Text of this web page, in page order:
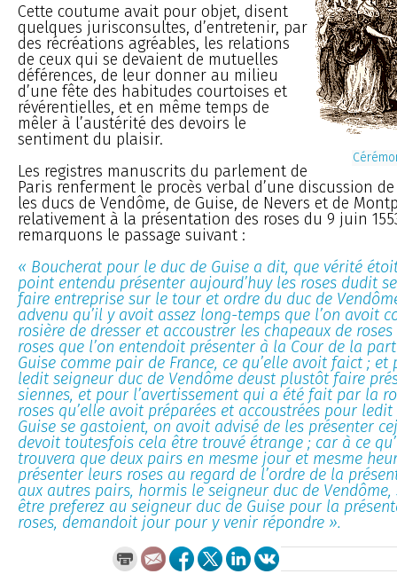
Cette coutume avait pour objet, disent
quelques jurisconsultes, d’entretenir, par
des récréations agréables, les relations
de ceux qui se devaient de mutuelles
déférences, de leur donner au milieu
d’une fête des habitudes courtoises et
révérentielles, et en même temps de
mêler à l’austérité des devoirs le
sentiment du plaisir.
Les registres manuscrits du parlement de
Paris renferment le procès verbal d’une discussion
les ducs de Vendôme, de Guise, de Nevers et de
relativement à la présentation des roses du 9 juin
remarquons le passage suivant :
« Boucherat pour le duc de Guise a dit, que vérité
point entendu présenter aujourd’huy les roses dudit
faire entreprise sur le tour et ordre du duc de
advenu qu’il y avoit assez long-temps que l’on avoit
rosière de dresser et accoustrer les chapeaux de
roses que l’on entendoit présenter à la Cour de la
Guise comme pair de France, ce qu’elle avoit faict ; et
ledit seigneur duc de Vendôme deust plustôt faire
siennes, et pour l’avertissement qui a été fait par la
roses qu’elle avoit préparées et accoustrées pour
Guise se gastoient, on avoit advisé de les présenter
devoit toutesfois cela être trouvé étrange ; car à ce
trouvera que deux pairs en mesme jour et mesme
présenter leurs roses au regard de l’ordre de la
aux autres pairs, hormis le seigneur duc de Vendôme,
être preferez au seigneur duc de Guise pour la
roses, demandoit jour pour y venir répondre ».